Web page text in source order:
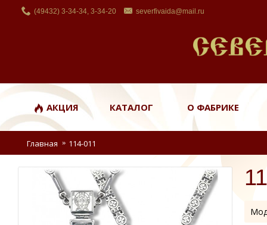
(49432) 3-34-34, 3-34-20 severfivaida@mail.ru
АКЦИЯ КАТАЛОГ О ФАБРИКЕ
Главная 114-011